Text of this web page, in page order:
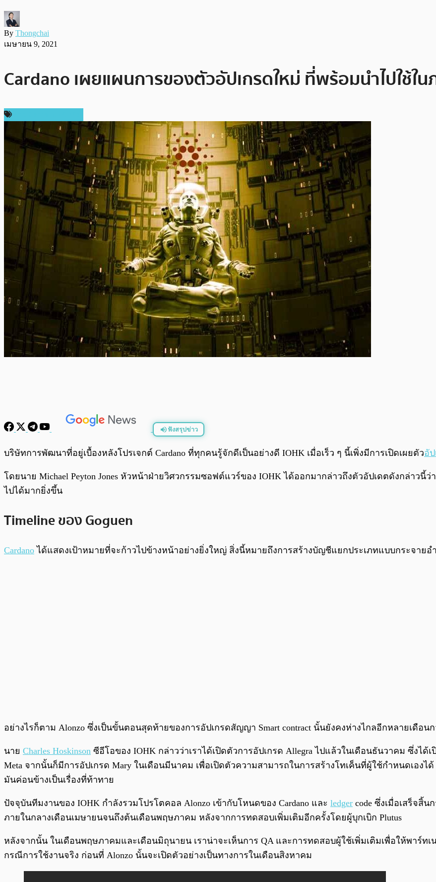
By Thongchai
เมษายน 9, 2021
Cardano เผยแผนการของตัวอัปเกรดใหม่ ที่พร้อมนำไปใช้ใน
ฟังสรุปข่าว
พร้อมเล่น
บริษัทการพัฒนาที่อยู่เบื้องหลังโปรเจกต์ Cardano ที่ทุกคนรู้จักดีเป็นอย่างดี IOHK เมื่อเร็ว ๆ นี้เพิ่งมีการเปิดเผยตัวอั
โดยนาย Michael Peyton Jones หัวหน้าฝ่ายวิศวกรรมซอฟต์แวร์ของ IOHK ได้ออกมากล่าวถึงตัวอัปเดตดังกล่าว
ไปได้มากยิ่งขึ้น
Timeline ของ Goguen
Cardano ได้แสดงเป้าหมายที่จะก้าวไปข้างหน้าอย่างยิ่งใหญ่ สิ่งนี้หมายถึงการสร้างบัญชีแยกประเภทแบบกระจายอ
อย่างไรก็ตาม Alonzo ซึ่งเป็นขั้นตอนสุดท้ายของการอัปเกรดสัญญา Smart contract นั้นยังคงห่างไกลอีกหลายเดือน
นาย Charles Hoskinson ซีอีโอของ IOHK กล่าวว่าเราได้เปิดตัวการอัปเกรด Allegra ไปแล้วในเดือนธันวาคม ซึ่งไ
Meta จากนั้นก็มีการอัปเกรด Mary ในเดือนมีนาคม เพื่อเปิดตัวความสามารถในการสร้างโทเค็นที่ผู้ใช้กำหนดเอง
มันค่อนข้างเป็นเรื่องที่ท้าทาย
ปัจจุบันทีมงานของ IOHK กำลังรวมโปรโตคอล Alonzo เข้ากับโหนดของ Cardano และ ledger code ซึ่งเมื่อเสร็จสิ้
ภายในกลางเดือนเมษายนจนถึงต้นเดือนพฤษภาคม หลังจากการทดสอบเพิ่มเติมอีกครั้งโดยผู้บุกเบิก Plutus
หลังจากนั้น ในเดือนพฤษภาคมและเดือนมิถุนายน เราน่าจะเห็นการ QA และการทดสอบผู้ใช้เพิ่มเติมเพื่อให้พาร์ทเ
กรณีการใช้งานจริง ก่อนที่ Alonzo นั้นจะเปิดตัวอย่างเป็นทางการในเดือนสิงหาคม